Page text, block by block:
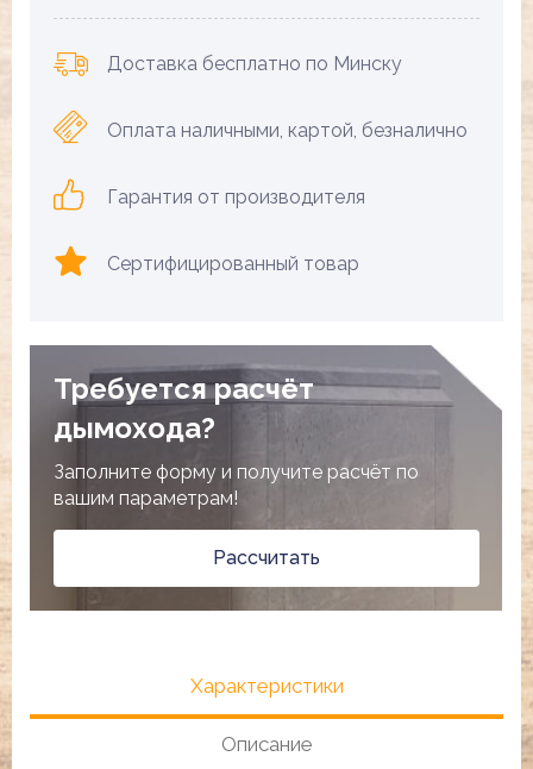
Доставка бесплатно по Минску
Оплата наличными, картой, безналично
Гарантия от производителя
Сертифицированный товар
Требуется расчёт
дымохода?
Заполните форму и получите расчёт по
вашим параметрам!
Рассчитать
Характеристики
Описание